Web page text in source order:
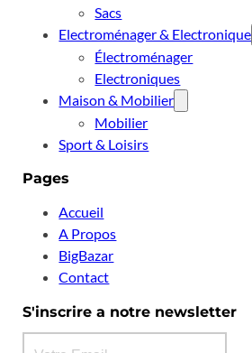
Sacs
Electroménager & Electronique
Électroménager
Electroniques
Maison & Mobilier
Mobilier
Sport & Loisirs
Pages
Accueil
A Propos
BigBazar
Contact
S'inscrire a notre newsletter